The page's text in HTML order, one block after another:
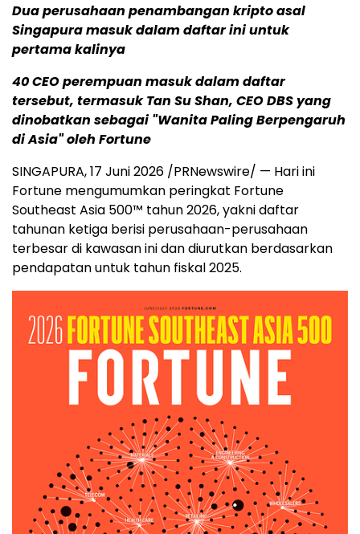
Dua perusahaan penambangan kripto asal
Singapura masuk dalam daftar ini untuk
pertama kalinya
40 CEO perempuan masuk dalam daftar
tersebut, termasuk Tan Su Shan, CEO DBS yang
dinobatkan sebagai "Wanita Paling Berpengaruh
di Asia" oleh Fortune
SINGAPURA,17 Juni 2026 /PRNewswire/ — Hari ini
Fortune mengumumkan peringkat Fortune
Southeast Asia 500™ tahun 2026, yakni daftar
tahunan ketiga berisi perusahaan-perusahaan
terbesar di kawasan ini dan diurutkan berdasarkan
pendapatan untuk tahun fiskal 2025.